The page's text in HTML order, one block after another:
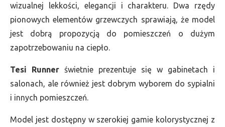
1492
wizualnej lekkości, elegancji i charakteru. Dwa rzędy
pionowych elementów grzewczych sprawiają, że model
jest dobrą propozycją do pomieszczeń o dużym
zapotrzebowaniu na ciepło.
Tesi Runner świetnie prezentuje się w gabinetach i
salonach, ale również jest dobrym wyborem do sypialni
i innych pomieszczeń.
Model jest dostępny w szerokiej gamie kolorystycznej z